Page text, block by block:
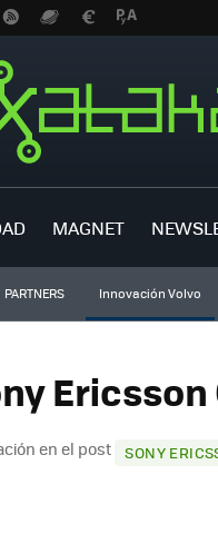
MAGNET
PARTNERS Innovación Volvo
en el post SONY